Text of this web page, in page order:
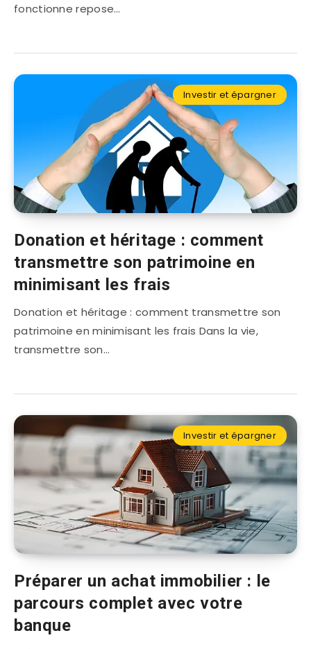
fonctionne repose…
Investir et épargner
Donation et héritage : comment
transmettre son patrimoine en
minimisant les frais
Donation et héritage : comment transmettre son
patrimoine en minimisant les frais Dans la vie,
transmettre son…
Investir et épargner
Préparer un achat immobilier : le
parcours complet avec votre
banque